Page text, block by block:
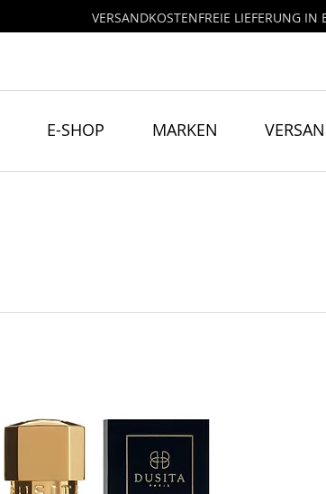
VERSANDKOSTENFREIE LIEFERUNG IN
E-SHOP MARKEN